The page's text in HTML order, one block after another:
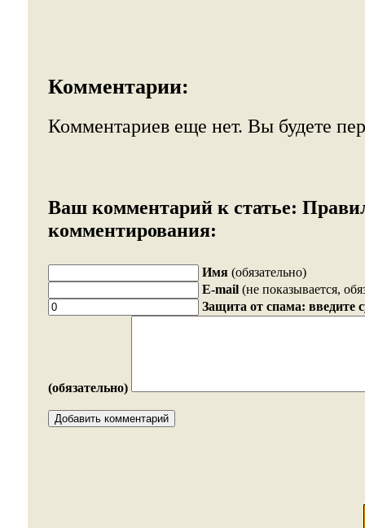
Комментарии:
Комментариев еще нет. Вы будете
Ваш комментарий к статье:
комментирования:
Имя (обязательно)
E-mail (не показывается,
Защита от спама: введите
(обязательно)